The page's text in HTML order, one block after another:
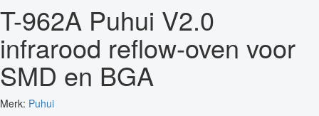
T-962A Puhui V2.0
infrarood reflow-oven voor
SMD en BGA
Merk: Puhui